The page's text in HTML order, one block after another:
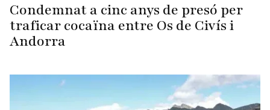
Condemnat a cinc anys de presó per
traficar cocaïna entre Os de Civís i
Andorra